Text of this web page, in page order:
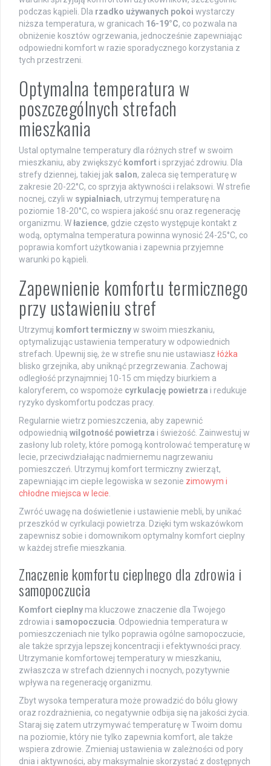
podczas kąpieli. Dla rzadko używanych pokoi wystarczy
niższa temperatura, w granicach 16-19°C, co pozwala na
obniżenie kosztów ogrzewania, jednocześnie zapewniając
odpowiedni komfort w razie sporadycznego korzystania z
tych przestrzeni.
Optymalna temperatura w
poszczególnych strefach
mieszkania
Ustal optymalne temperatury dla różnych stref w swoim
mieszkaniu, aby zwiększyć komfort i sprzyjać zdrowiu. Dla
strefy dziennej, takiej jak salon, zaleca się temperaturę w
zakresie 20-22°C, co sprzyja aktywności i relaksowi. W strefie
nocnej, czyli w sypialniach, utrzymuj temperaturę na
poziomie 18-20°C, co wspiera jakość snu oraz regenerację
organizmu. Włazience, gdzie często występuje kontakt z
wodą, optymalna temperatura powinna wynosić 24-25°C, co
poprawia komfort użytkowania i zapewnia przyjemne
warunki po kąpieli.
Zapewnienie komfortu termicznego
przy ustawieniu stref
Utrzymuj komfort termicznyw swoim mieszkaniu,
optymalizując ustawienia temperatury w odpowiednich
strefach. Upewnij się, że w strefie snu nie ustawiasz łóżka
blisko grzejnika, aby uniknąć przegrzewania. Zachowaj
odległość przynajmniej 10-15 cm między biurkiem a
kaloryferem, co wspomoże cyrkulację powietrza i redukuje
ryzyko dyskomfortu podczas pracy.
Regularnie wietrz pomieszczenia, aby zapewnić
odpowiednią wilgotność powietrza i świeżość. Zainwestuj w
zasłony lub rolety, które pomogą kontrolować temperaturę w
lecie, przeciwdziałając nadmiernemu nagrzewaniu
pomieszczeń. Utrzymuj komfort termiczny zwierząt,
zapewniając im ciepłe legowiska w sezonie zimowym i
chłodne miejsca w lecie
Zwróć uwagę na doświetlenie i ustawienie mebli, by unikać
przeszkód w cyrkulacji powietrza. Dzięki tym wskazówkom
zapewnisz sobie i domownikom optymalny komfort cieplny
w każdej strefie mieszkania.
Znaczenie komfortu cieplnego dla zdrowia i
samopoczucia
Komfort cieplny ma kluczowe znaczenie dla Twojego
zdrowia i samopoczucia . Odpowiednia temperatura w
pomieszczeniach nie tylko poprawia ogólne samopoczucie,
ale także sprzyja lepszej koncentracji i efektywności pracy.
Utrzymanie komfortowej temperatury w mieszkaniu,
zwłaszcza w strefach dziennych i nocnych, pozytywnie
wpływa na regenerację organizmu.
Zbyt wysoka temperatura może prowadzić do bólu głowy
oraz rozdrażnienia, co negatywnie odbija się na jakości życia.
Staraj się zatem utrzymywać temperaturę w Twoim domu
na poziomie, który nie tylko zapewnia komfort, ale także
wspiera zdrowie. Zmieniaj ustawienia w zależności od pory
dnia i aktywności, aby maksymalnie skorzystać z dostępnych